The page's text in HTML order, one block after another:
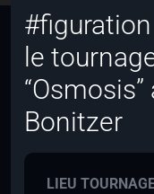
le
Bonitzer
LIEU